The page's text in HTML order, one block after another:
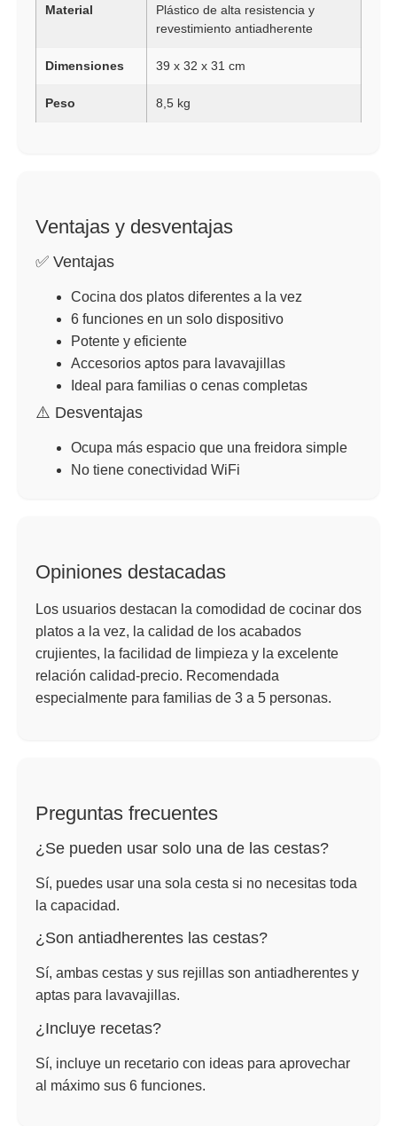
Material
Plástico de alta resistencia y
revestimiento antiadherente
Dimensiones 39 x 32 x 31 cm
Peso 8,5 kg
Ventajas y desventajas
✅ Ventajas
Cocina dos platos diferentes a la vez
6 funciones en un solo dispositivo
Potente y eficiente
Accesorios aptos para lavavajillas
Ideal para familias o cenas completas
⚠️ Desventajas
Ocupa más espacio que una freidora simple
No tiene conectividad WiFi
Opiniones destacadas
Los usuarios destacan la comodidad de cocinar dos
platos a la vez, la calidad de los acabados
crujientes, la facilidad de limpieza y la excelente
relación calidad-precio. Recomendada
especialmente para familias de 3 a 5 personas.
Preguntas frecuentes
¿Se pueden usar solo una de las cestas?
Sí, puedes usar una sola cesta si no necesitas toda
la capacidad.
¿Son antiadherentes las cestas?
Sí, ambas cestas y sus rejillas son antiadherentes y
aptas para lavavajillas.
¿Incluye recetas?
Sí, incluye un recetario con ideas para aprovechar
al máximo sus 6 funciones.